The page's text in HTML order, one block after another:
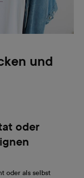
und
oder
oder als selbst